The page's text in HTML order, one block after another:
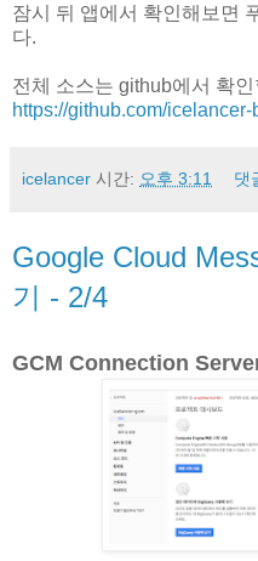
잠시 뒤 앱에서 확인해보면
다.
전체 소스는 github에서 확
https://github.com/
icelancer 시간: 오후 3:11 댓
Google Cloud
기 - 2/4
GCM Connection